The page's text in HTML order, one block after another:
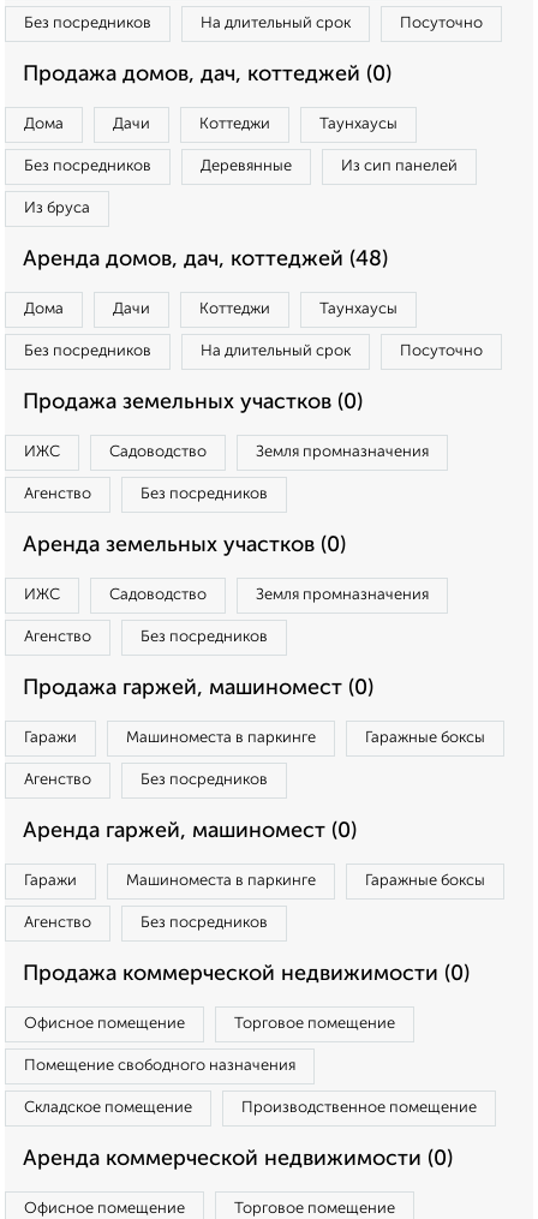
Без посредников На длительный срок Посуточно
Продажа домов, дач, коттеджей (0)
Дома Дачи Коттеджи Таунхаусы
Без посредников Деревянные Из сип панелей
Из бруса
Аренда домов, дач, коттеджей (48)
Дома Дачи Коттеджи Таунхаусы
Без посредников На длительный срок Посуточно
Продажа земельных участков (0)
ИЖС Садоводство Земля промназначения
Агенство Без посредников
Аренда земельных участков (0)
ИЖС Садоводство Земля промназначения
Агенство Без посредников
Продажа гаржей, машиномест (0)
Гаражи Машиноместа в паркинге Гаражные боксы
Агенство Без посредников
Аренда гаржей, машиномест (0)
Гаражи Машиноместа в паркинге Гаражные боксы
Агенство Без посредников
Продажа коммерческой недвижимости (0)
Офисное помещение Торговое помещение
Помещение свободного назначения
Складское помещение Производственное помещение
Аренда коммерческой недвижимости (0)
Офисное помещение Торговое помещение